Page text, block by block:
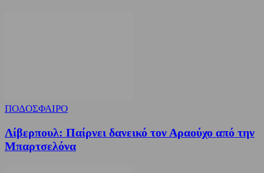
ΠΟΔΟΣΦΑΙΡΟ
Λίβερπουλ: Παίρνει δανεικό τον Αραούχο από την
Μπαρτσελόνα